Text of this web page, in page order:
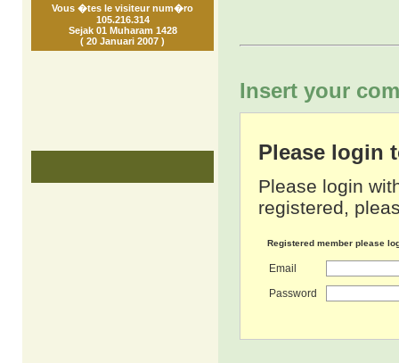
Vous �tes le visiteur num�ro
105.216.314
Sejak 01 Muharam 1428
( 20 Januari 2007 )
Insert your
Please login
Please login
registered,
Registered member please
Email
Password